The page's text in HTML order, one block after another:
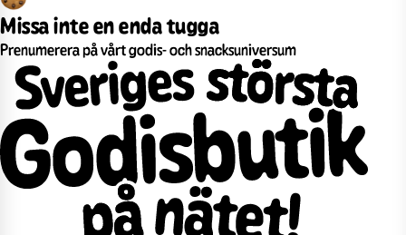
Missa inte en enda tugga
Prenumerera på vårt godis- och snacksuniversum